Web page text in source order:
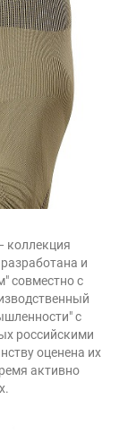
коллекция
и
совместно с
с
российскими
оценена их
активно